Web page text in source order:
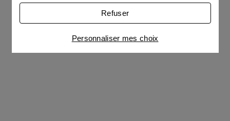
Univers publicitaire: nous utilisons avec
nos partenaires des cookies pour afficher des
publicités personnalisées
Connaître notre politique cookies et la liste de nos
partenaires
Personnaliser mes choix
Refuser